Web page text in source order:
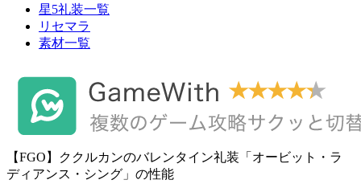
星5礼装一覧
リセマラ
素材一覧
【FGO】ククルカンのバレンタイン礼装「オービット・ラ
ディアンス・シング」の性能